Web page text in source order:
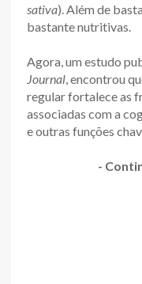
sativa). Além de
bastante nutritivas.
Agora, um estudo
Journal, encontrou
regular fortalece as
associadas com a
e outras funções
-